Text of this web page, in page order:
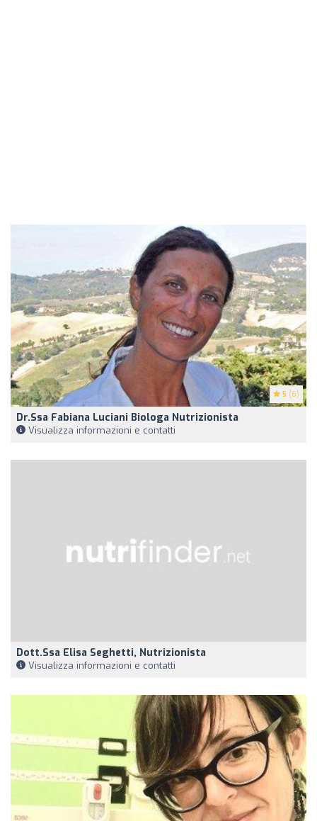
5 (6)
Dr.ssa Fabiana Luciani Biologa Nutrizionista
Visualizza informazioni e contatti
Dott.ssa Elisa Seghetti, Nutrizionista
Visualizza informazioni e contatti